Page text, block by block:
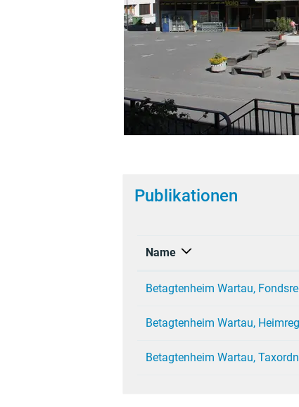
Publikationen
Name
Betagtenheim Wartau,
Betagtenheim Wartau,
Betagtenheim Wartau,